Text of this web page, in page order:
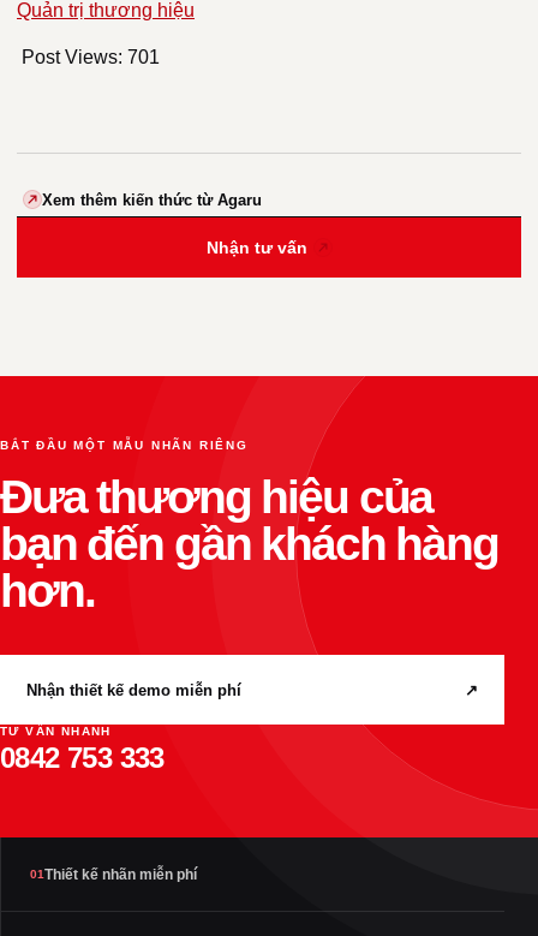
Quản trị thương hiệu
Post Views: 701
Xem thêm kiến thức từ Agaru
Nhận tư vấn
BẮT ĐẦU MỘT MẪU NHÃN RIÊNG
Đưa thương hiệu của
bạn đến gần khách hàng
hơn.
Nhận thiết kế demo miễn phí ↗
TƯ VẤN NHANH
0842 753 333
01Thiết kế nhãn miễn phí